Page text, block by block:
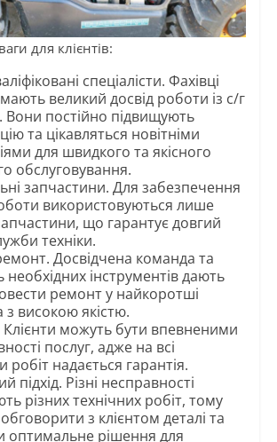
для клієнтів:
спеціалісти. Фахівці
великий досвід роботи із с/г
Вони постійно підвищують
та цікавляться новітніми
для швидкого та якісного
обслуговування.
запчастини. Для забезпечення
використовуються лише
що гарантує довгий
техніки.
Досвідчена команда та
необхідних інструментів дають
ремонт у найкоротші
з високою якістю.
Клієнти можуть бути впевненими
послуг, адже на всі
робіт надається гарантія.
підхід. Різні несправності
різних технічних робіт, тому
з клієнтом деталі та
оптимальне рішення для